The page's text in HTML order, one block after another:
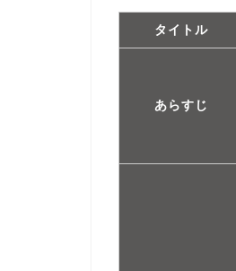
タイトル
あらすじ